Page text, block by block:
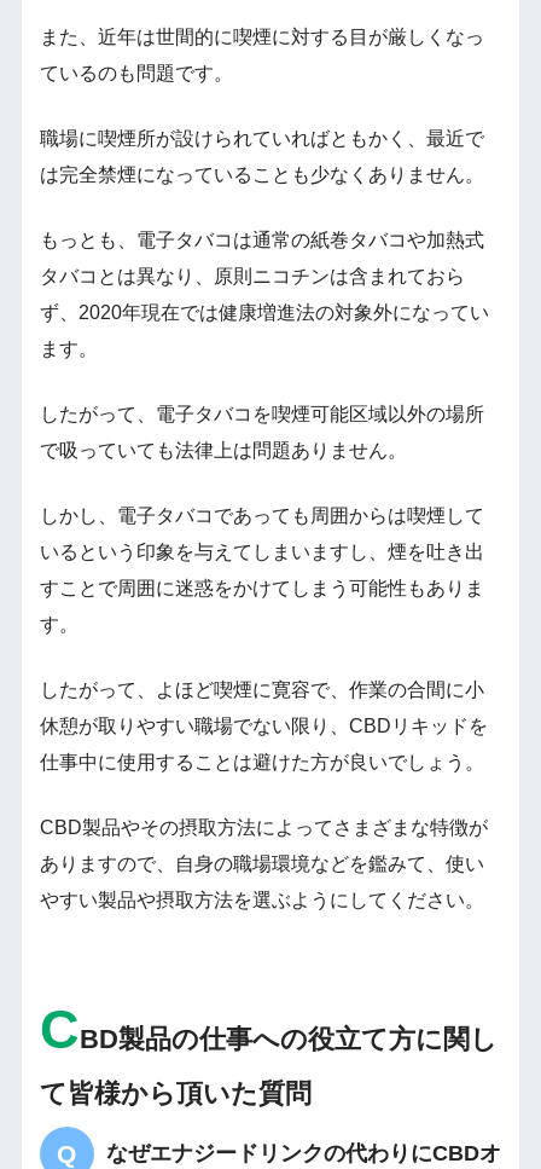
また、近年は世間的に喫煙に対する目が厳しくなっ
ているのも問題です。
職場に喫煙所が設けられていればともかく、最近で
は完全禁煙になっていることも少なくありません。
もっとも、電子タバコは通常の紙巻タバコや加熱式
タバコとは異なり、原則ニコチンは含まれておら
ず、2020年現在では健康増進法の対象外になってい
ます。
したがって、電子タバコを喫煙可能区域以外の場所
で吸っていても法律上は問題ありません。
しかし、電子タバコであっても周囲からは喫煙して
いるという印象を与えてしまいますし、煙を吐き出
すことで周囲に迷惑をかけてしまう可能性もありま
す。
したがって、よほど喫煙に寛容で、作業の合間に小
休憩が取りやすい職場でない限り、CBDリキッドを
仕事中に使用することは避けた方が良いでしょう。
CBD製品やその摂取方法によってさまざまな特徴が
ありますので、自身の職場環境などを鑑みて、使い
やすい製品や摂取方法を選ぶようにしてください。
CBD製品の仕事への役立て方に関し
て皆様から頂いた質問
なぜエナジードリンクの代わりにCBDオ